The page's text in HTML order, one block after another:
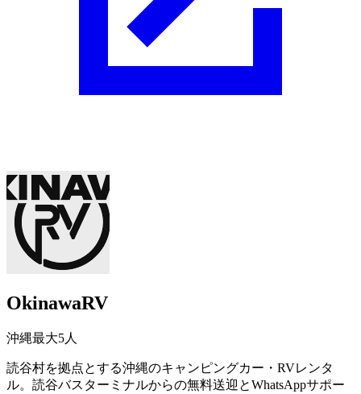
OkinawaRV
沖縄最大5人
読谷村を拠点とする沖縄のキャンピングカー・RVレンタ
ル。読谷バスターミナルからの無料送迎とWhatsAppサポー